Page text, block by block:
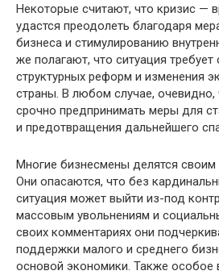
Некоторые считают, что кризис —
удастся преодолеть благодаря
бизнеса и стимулированию
же полагают, что ситуация требует
структурных реформ и изменения
страны. В любом случае,
срочно предпринимать меры для
и предотвращения дальнейшего
Многие бизнесмены делятся
Они опасаются, что без
ситуация может выйти из-под
массовым увольнениям и
своих комментариях они
поддержки малого и среднего
основой экономики. Также особое